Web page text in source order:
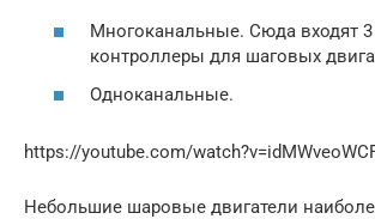
Многоканальные. Сюда входят
контроллеры для шаговых
Одноканальные.
https://youtube.com/
Небольшие шаровые двигатели